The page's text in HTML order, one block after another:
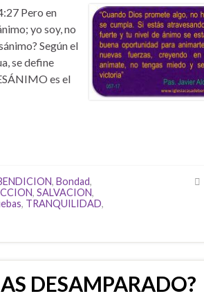
Pero en
yo soy, no
Según el
se define
es el
, Bondad,
, SALVACION,
, TRANQUILIDAD,
DESAMPARADO?